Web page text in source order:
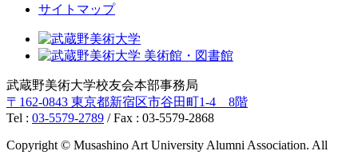
サイトマップ
武蔵野美術大学校友会本部事務局
〒162-0843 東京都新宿区市谷田町1-4 8階
Tel : 03-5579-2789 / Fax : 03-5579-2868
Copyright © Musashino Art University Alumni Association. All